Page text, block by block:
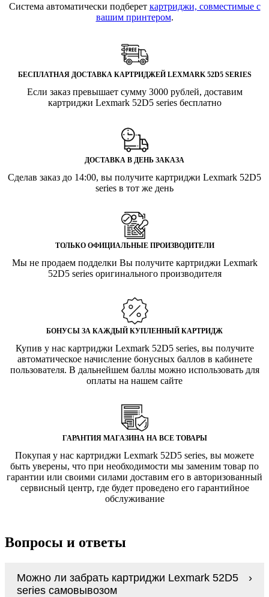
Система автоматически подберет картриджи, совместимые с
вашим принтером.
БЕСПЛАТНАЯ ДОСТАВКА КАРТРИДЖЕЙ LEXMARK 52D5 SERIES
Если заказ превышает сумму 3000 рублей, доставим
картриджи Lexmark 52D5 series бесплатно
ДОСТАВКА В ДЕНЬ ЗАКАЗА
Сделав заказ до 14:00, вы получите картриджи Lexmark 52D5
series в тот же день
ТОЛЬКО ОФИЦИАЛЬНЫЕ ПРОИЗВОДИТЕЛИ
Мы не продаем подделки Вы получите картриджи Lexmark
52D5 series оригинального производителя
БОНУСЫ ЗА КАЖДЫЙ КУПЛЕННЫЙ КАРТРИДЖ
Купив у нас картриджи Lexmark 52D5 series, вы получите
автоматическое начисление бонусных баллов в кабинете
пользователя. В дальнейшем баллы можно использовать для
оплаты на нашем сайте
ГАРАНТИЯ МАГАЗИНА НА ВСЕ ТОВАРЫ
Покупая у нас картриджи Lexmark 52D5 series, вы можете
быть уверены, что при необходимости мы заменим товар по
гарантии или своими силами доставим его в авторизованный
сервисный центр, где будет проведено его гарантийное
обслуживание
Вопросы и ответы
Можно ли забрать картриджи Lexmark 52D5
series самовывозом